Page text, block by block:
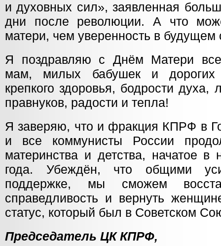
и духовных сил», заявленная
дни после революции. А что
матери, чем уверенность в будущем
Я поздравляю с Днём Матери
мам, милых бабушек и дорогих
крепкого здоровья, бодрости духа,
правнуков, радости и тепла!
Я заверяю, что и фракция КПРФ в
и все коммунисты России
материнства и детства, начатое в
года. Убеждён, что общими
поддержке, мы сможем
справедливость и вернуть
статус, который был в Советском
Председатель ЦК КПРФ,